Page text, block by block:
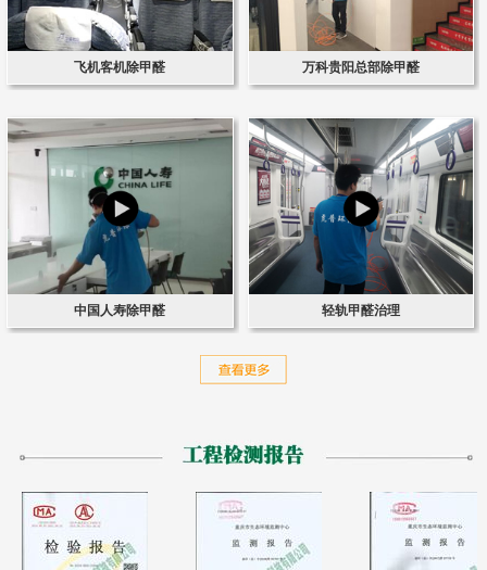
飞机客机除甲醛 万科贵阳总部除甲醛
中国人寿除甲醛 轻轨甲醛治理